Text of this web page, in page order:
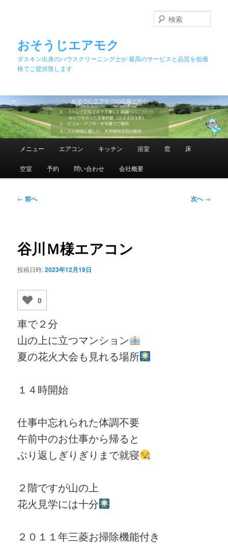
移
動
おそうじエアモク
ダスキン出身のハウスクリーニング士が 最高のサービスと品質を低価
格でご提供致します
索
メ
メニュー エアコン キッチン 浴室 窓 床
空室 予約 問い合わせ 会社概要
投
ゲ
ー
ョ
← 前へ 次へ→
谷川Ｍ様エアコン
投稿日時:2023年12月19日
0
車で２分
山の上に立つマンション
夏の花火大会も見れる場所
１４時開始
仕事中忘れられた体調不要
午前中のお仕事から帰ると
ぶり返しぎりぎりまで就寝
２階ですが山の上
花火見学には十分
２０１１年三菱お掃除機能付き